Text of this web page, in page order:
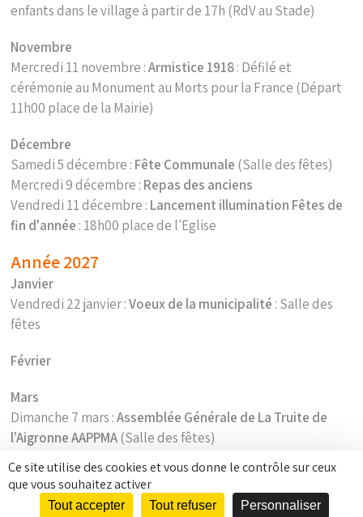
enfants dans le village à partir de 17h (RdV au Stade)
Novembre
Mercredi 11 novembre :Armistice 1918: Défilé et
cérémonie au Monument au Morts pour la France (Départ
11h00 place de la Mairie)
Décembre
Samedi 5 décembre : Fête Communale (Salle des fêtes)
Mercredi 9 décembre : Repas des anciens
Vendredi 11 décembre : Lancement illumination Fêtes de
fin d'année : 18h00 place de l'Eglise
Année 2027
Janvier
Vendredi 22 janvier :Voeux de la municipalité : Salle des
fêtes
Février
Mars
Dimanche 7 mars :Assemblée Générale de La Truite de
l’Aigronne AAPPMA(Salle des fêtes)
Avril
Ce site utilise des cookies et vous donne le contrôle sur ceux
que vous souhaitez activer
Tout accepter Tout refuser
Personnaliser